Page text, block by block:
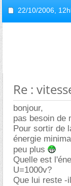
22/10/2006,
Re :
bonjour,
pas besoin de
Pour sortir de
énergie
peu plus
Quelle est
U=1000v?
Que lui reste -